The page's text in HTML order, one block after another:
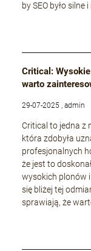
by SEO było silne
Critical:
warto
29-07-2025 , admin
Critical to jedna z
która zdobyła
profesjonalnych
że jest to
wysokich plonów
się bliżej tej
sprawiają, że